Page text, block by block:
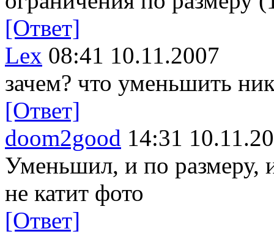
[Ответ]
Lex 08:41 10.11.2007
зачем? что уменьшить
[Ответ]
doom2good 14:31
Уменьшил, и по размеру,
не катит фото
[Ответ]